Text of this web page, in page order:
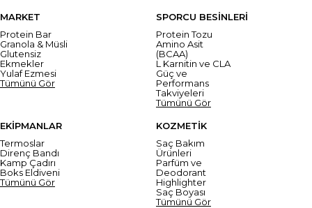
MARKET
Protein Bar
Granola & Müsli
Glutensiz
Ekmekler
Yulaf Ezmesi
Tümünü Gör
SPORCU BESİNLERİ
Protein Tozu
Amino Asit
(BCAA)
L Karnitin ve CLA
Güç ve
Performans
Takviyeleri
Tümünü Gör
EKİPMANLAR
Termoslar
Direnç Bandı
Kamp Çadırı
Boks Eldiveni
Tümünü Gör
KOZMETİK
Saç Bakım
Ürünleri
Parfüm ve
Deodorant
Highlighter
Saç Boyası
Tümünü Gör